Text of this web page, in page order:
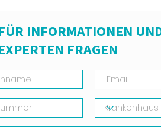
INFORMATIONEN
FRAGEN